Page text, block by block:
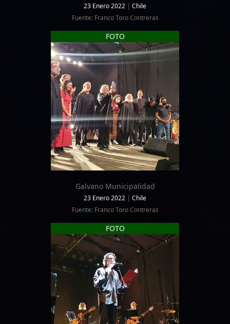
23 Enero 2022 | Chile
Fuente: Franco Toro Contreras
FOTO
Galvano Municipalidad
23 Enero 2022 | Chile
Fuente: Franco Toro Contreras
FOTO